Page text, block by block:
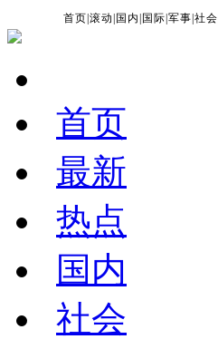
首页 |滚动 国内 国际 |军事 |社会
首页
最新
热点
国内
社会